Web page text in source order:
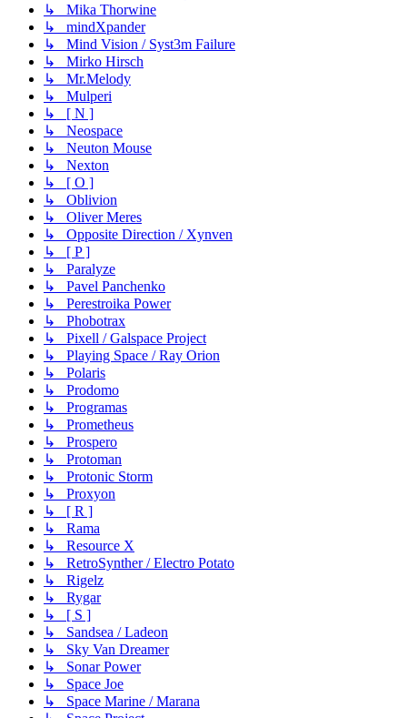
↳ Mika Thorwine
↳ mindXpander
↳ Mind Vision / Syst3m Failure
↳ Mirko Hirsch
↳ Mr.Melody
↳ Mulperi
↳ [ N ]
↳ Neospace
↳ Neuton Mouse
↳ Nexton
↳ [ O ]
↳ Oblivion
↳ Oliver Meres
↳ Opposite Direction / Xynven
↳ [ P ]
↳ Paralyze
↳ Pavel Panchenko
↳ Perestroika Power
↳ Phobotrax
↳ Pixell / Galspace Project
↳ Playing Space / Ray Orion
↳ Polaris
↳ Prodomo
↳ Programas
↳ Prometheus
↳ Prospero
↳ Protoman
↳ Protonic Storm
↳ Proxyon
↳ [ R ]
↳ Rama
↳ Resource X
↳ RetroSynther / Electro Potato
↳ Rigelz
↳ Rygar
↳ [ S ]
↳ Sandsea / Ladeon
↳ Sky Van Dreamer
↳ Sonar Power
↳ Space Joe
↳ Space Marine / Marana